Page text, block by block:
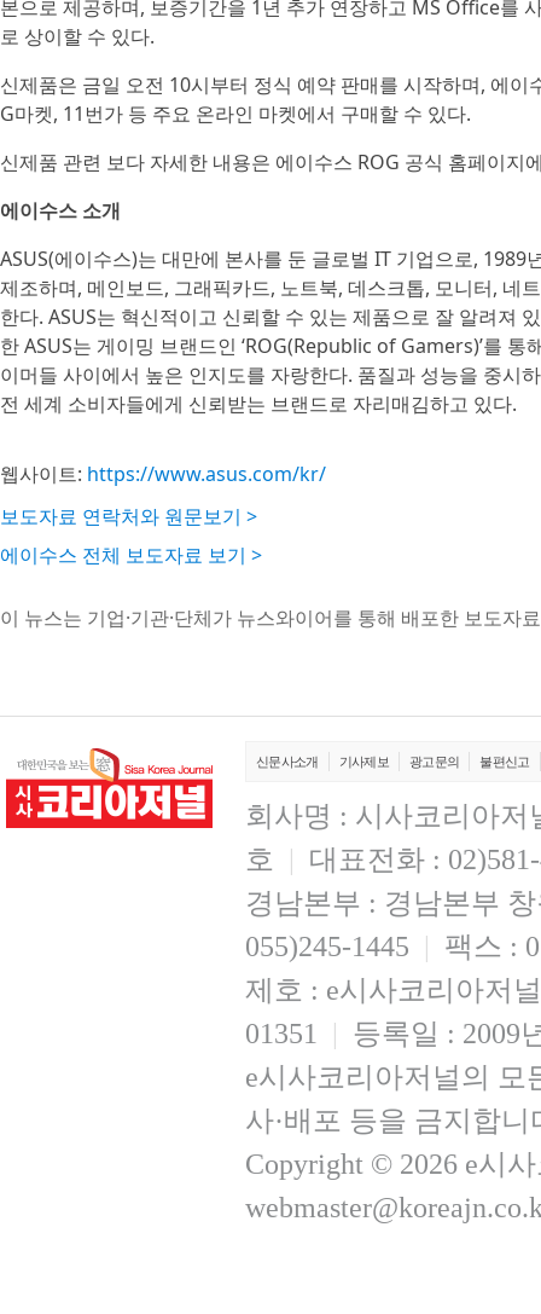
본으로 제공하며, 보증기간을 1년 추가 연장하고 MS Office를
로 상이할 수 있다.
신제품은 금일 오전 10시부터 정식 예약 판매를 시작하며, 에
G마켓, 11번가 등 주요 온라인 마켓에서 구매할 수 있다.
신제품 관련 보다 자세한 내용은 에이수스 ROG 공식 홈페이지
에이수스 소개
ASUS(에이수스)는 대만에 본사를 둔 글로벌 IT 기업으로,
제조하며, 메인보드, 그래픽카드, 노트북, 데스크톱, 모니터, 네
한다. ASUS는 혁신적이고 신뢰할 수 있는 제품으로 잘 알려져
한 ASUS는 게이밍 브랜드인 ‘ROG(Republic of Gamers)’를
이머들 사이에서 높은 인지도를 자랑한다. 품질과 성능을 중시
전 세계 소비자들에게 신뢰받는 브랜드로 자리매김하고 있다.
웹사이트: https://www.asus.com/kr/
보도자료 연락처와 원문보기 >
에이수스 전체 보도자료 보기 >
이 뉴스는 기업·기관·단체가 뉴스와이어를 통해 배포한 보도자